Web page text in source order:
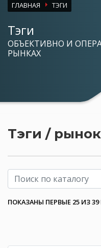
ГЛАВНАЯ ТЭГИ
Тэги
ОБЪЕКТИВНО И
РЫНКАХ
Тэги /
ПОКАЗАНЫ ПЕРВЫЕ 25 ИЗ